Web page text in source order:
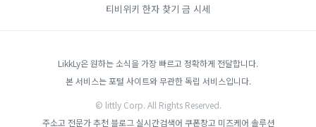
티비위키 한자 찾기 금 시세
LikkLy은 원하는 소식을 가장 빠르고 정확하게 전달합니다.
본 서비스는 포털 사이트와 무관한 독립 서비스입니다.
© littly Corp. All Rights Reserved.
주소고 전문가 추천 블로그 실시간검색어 쿠폰창고 미즈케어 솔루션